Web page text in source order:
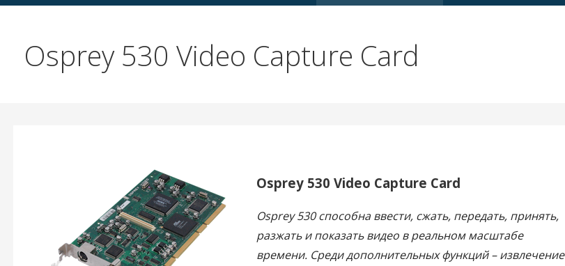
Osprey 530 Video Capture Card
Osprey 530 Video Capture Card
Osprey 530 способна ввести, сжать, передать, принять,
разжать и показать видео в реальном масштабе
времени. Среди дополнительных функций – извлечение